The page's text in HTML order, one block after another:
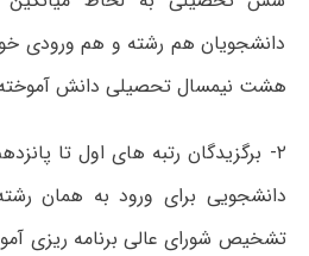
دانشجویان هم رشته و هم ورودی
هشت نیمسال تحصیلی دانش
۲- برگزیدگان رتبه های اول تا
دانشجویی برای ورود به همان
تشخیص شورای عالی برنامه ریزی